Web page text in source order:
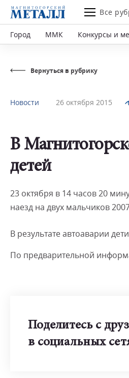
Все
Город ММК Конкурсы и
Вернуться в рубрику
Новости 26 октября 2015
В
детей
23 октября в 14 часов 20
наезд на двух мальчиков
В результате автоаварии
По предварительной
Поделитесь с
в социальных